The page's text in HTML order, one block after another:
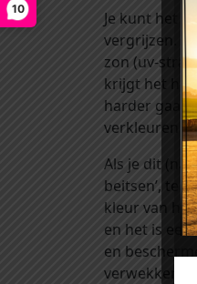
10
Je kunt het
vergrijzen.
zon (uv-
krijgt het
harder gaan
verkleuren
Als je dit
beitsen’, te
kleur van
en het is
en